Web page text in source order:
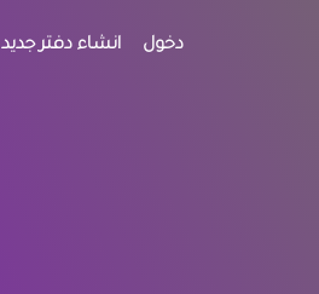
دخول انشاء دفتر جديد